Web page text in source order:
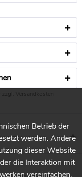
Versandkosten
Betrieb der
werden. Andere
dieser Website
die Interaktion mit
vereinfachen,